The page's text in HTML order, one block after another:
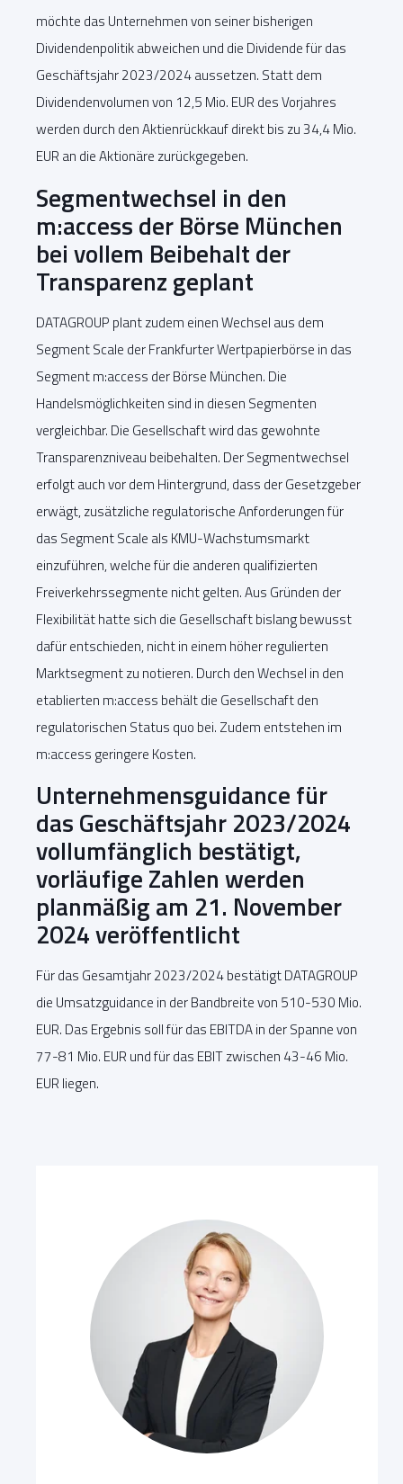
möchte das Unternehmen von seiner bisherigen
Dividendenpolitik abweichen und die Dividende für das
Geschäftsjahr 2023/2024 aussetzen. Statt dem
Dividendenvolumen von 12,5 Mio. EUR des Vorjahres
werden durch den Aktienrückkauf direkt bis zu 34,4 Mio.
EUR an die Aktionäre zurückgegeben.
Segmentwechsel in den
m:access der Börse München
bei vollem Beibehalt der
Transparenz geplant
DATAGROUP plant zudem einen Wechsel aus dem
Segment Scale der Frankfurter Wertpapierbörse in das
Segment m:access der Börse München. Die
Handelsmöglichkeiten sind in diesen Segmenten
vergleichbar. Die Gesellschaft wird das gewohnte
Transparenzniveau beibehalten. Der Segmentwechsel
erfolgt auch vor dem Hintergrund, dass der Gesetzgeber
erwägt, zusätzliche regulatorische Anforderungen für
das Segment Scale als KMU-Wachstumsmarkt
einzuführen, welche für die anderen qualifizierten
Freiverkehrssegmente nicht gelten. Aus Gründen der
Flexibilität hatte sich die Gesellschaft bislang bewusst
dafür entschieden, nicht in einem höher regulierten
Marktsegment zu notieren. Durch den Wechsel in den
etablierten m:access behält die Gesellschaft den
regulatorischen Status quo bei. Zudem entstehen im
m:access geringere Kosten.
Unternehmensguidance für
das Geschäftsjahr 2023/2024
vollumfänglich bestätigt,
vorläufige Zahlen werden
planmäßig am 21. November
2024 veröffentlicht
Für das Gesamtjahr 2023/2024 bestätigt DATAGROUP
die Umsatzguidance in der Bandbreite von 510-530 Mio.
EUR. Das Ergebnis soll für das EBITDA in der Spanne von
77-81 Mio. EUR und für das EBIT zwischen 43-46 Mio.
EUR liegen.